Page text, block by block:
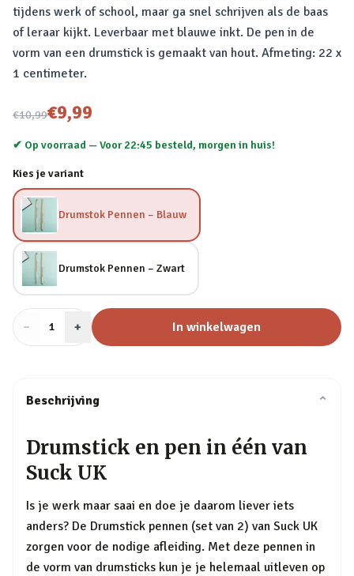
tijdens werk of school, maar ga snel schrijven als de baas
of leraar kijkt. Leverbaar met blauwe inkt. De pen in de
vorm van een drumstick is gemaakt van hout. Afmeting: 22 x
1 centimeter.
€10,99
Nu voor
€9,99
✔ Op voorraad —Voor 22:45 besteld, morgen in huis!
Kies je variant
Drumstok Pennen – Blauw
Drumstok Pennen – Zwart
− Aantal
1 + In winkelwagen
Beschrijving ⌄
Drumstick en pen in één van
Suck UK
Is je werk maar saai en doe je daarom liever iets
anders? De Drumstick pennen (set van 2) van Suck UK
zorgen voor de nodige afleiding. Met deze pennen in
de vorm van drumsticks kun je je helemaal uitleven op